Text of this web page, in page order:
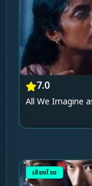
7.0
All We Imagine
เสียงโรง